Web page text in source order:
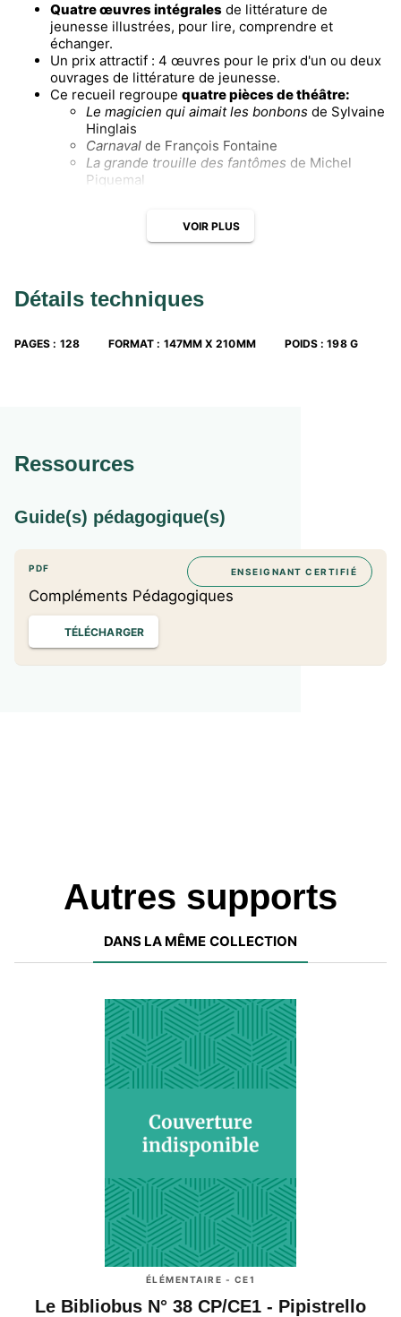
Quatre œuvres intégrales de littérature de
jeunesse illustrées, pour lire, comprendre et
échanger.
Un prix attractif : 4 œuvres pour le prix d'un ou deux
ouvrages de littérature de jeunesse.
Ce recueil regroupe quatre pièces de théâtre:
Le magicien qui aimait les bonbons de Sylvaine
Hinglais
Carnaval de François Fontaine
La grande trouille des fantômes de Michel
Piquemal
annoté pour les mots requérant une définition ;
illustré en couleur au fil du texte.
VOIR PLUS
Détails techniques
PAGES : 128 FORMAT : 147MM X 210MM POIDS :198 G
Ressources
Guide(s) pédagogique(s)
PDF
Compléments Pédagogiques
ENSEIGNANT CERTIFIÉ
TÉLÉCHARGER
Autres supports
DANS LA MÊME COLLECTION
ÉLÉMENTAIRE - CE1
Le Bibliobus N° 38 CP/CE1 - Pipistrello